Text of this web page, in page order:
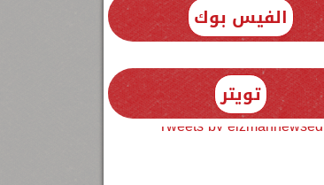
الفيس بوك
تويتر
Tweets by elzmannewseg